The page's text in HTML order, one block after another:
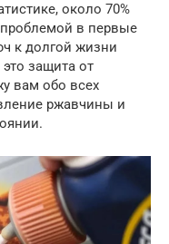
около 70%
в первые
к долгой жизни
защита от
вам обо всех
ржавчины и